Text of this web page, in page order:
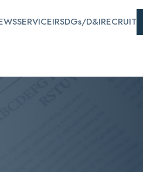
SERVICEIRSDGs/D&IRECRUIT